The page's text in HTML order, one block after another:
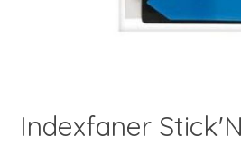
Indexfaner